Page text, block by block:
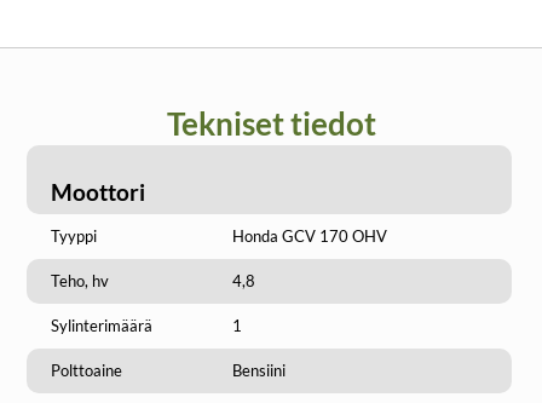
Tekniset tiedot
Moottori
Tyyppi Honda GCV 170 OHV
Teho, hv 4,8
Sylinterimäärä 1
Polttoaine Bensiini